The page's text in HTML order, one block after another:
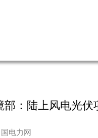
部：陆上风电光
电力网